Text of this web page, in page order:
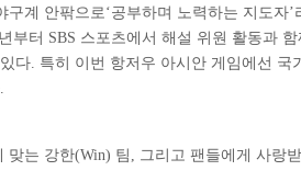
계 안팎으로‘공부하며 노력하는 지도자’
부터 SBS 스포츠에서 해설 위원 활동과 함
다. 특히 이번 항저우 아시안 게임에선 국
는 강한(Win) 팀, 그리고 팬들에게 사랑